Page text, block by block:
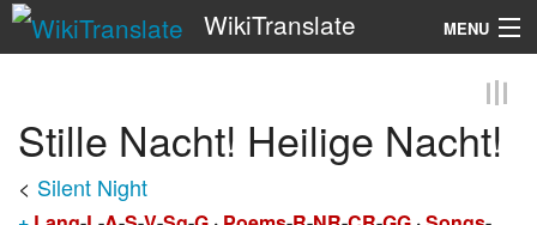
WikiTranslate MENU
Stille Nacht! Heilige Nacht!
< Silent Night